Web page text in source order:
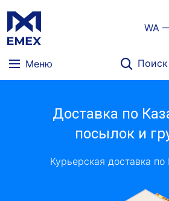
WA
Меню
Поиск
Доставка по
посылок и
Курьерская доставка по